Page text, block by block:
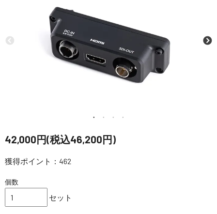
水中ドローン(ROV)・水中スクーター
サポート・Q&A / 法人・学生のお客様
42,000円(税込46,200円)
獲得ポイント：462
個数
セット